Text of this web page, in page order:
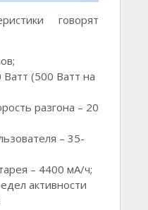
говорят
(500 Ватт на
разгона – 20
– 35-
– 4400 мА/ч;
активности